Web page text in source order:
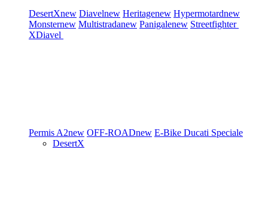
DesertXnew Diavelnew Heritagenew Hypermotardnew
Monsternew Multistradanew Panigalenew Streetfighter
XDiavel
Permis A2new OFF-ROADnew E-Bike Ducati Speciale
DesertX